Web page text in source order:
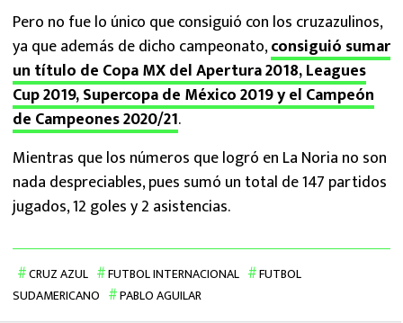
Pero no fue lo único que consiguió con los cruzazulinos,
ya que además de dicho campeonato,consiguió sumar
un título de Copa MX del Apertura 2018, Leagues
Cup 2019, Supercopa de México 2019 y el Campeón
de Campeones 2020/21.
Mientras que los números que logró en La Noria no son
nada despreciables, pues sumó un total de 147 partidos
jugados, 12 goles y 2 asistencias.
CRUZ AZUL FUTBOL INTERNACIONAL
FUTBOL
SUDAMERICANO
PABLO AGUILAR